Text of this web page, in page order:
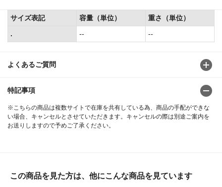
よくあるご質問
特記事項
※こちらの商品は複数サイトで在庫を共有している為、商品の手配ができな
い場合、キャンセルとさせていただきます。キャンセルの際は別途ご案内を
お送りしますので予めご了承ください。
サイズ表記 容量（単位）
重さ（単位）
.
-- --
この商品を見た方は、他にこんな商品を見ています